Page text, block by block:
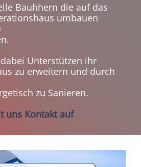
Bauhhern die auf das
umbauen
Unterstützen ihr
zu erweitern und durch
zu Sanieren.
uns Kontakt auf